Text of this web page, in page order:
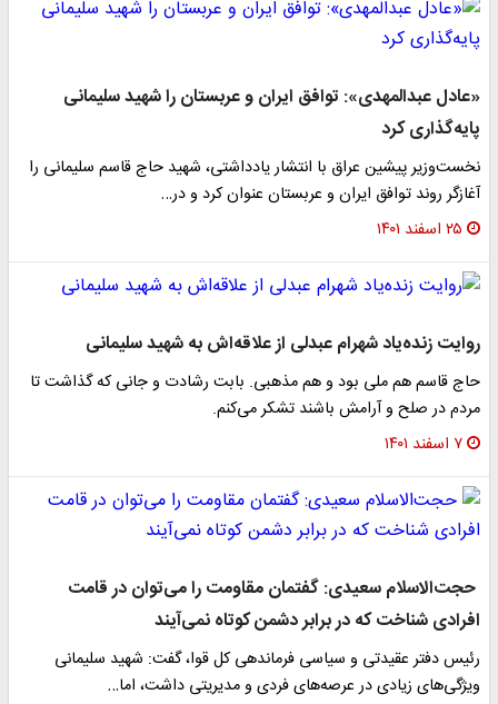
«عادل عبدالمهدی»: توافق ایران و عربستان را شهید سلیمانی
پایه‌گذاری کرد
نخست‌وزیر پیشین عراق با انتشار یادداشتی، شهید حاج قاسم سلیمانی را
آغازگر روند توافق ایران و عربستان عنوان کرد و در…
۲۵ اسفند ۱۴۰۱
روایت زنده‌یاد شهرام عبدلی از علاقه‌اش به شهید سلیمانی
حاج قاسم هم ملی بود و هم مذهبی. بابت رشادت و جانی که گذاشت تا
مردم در صلح و آرامش باشند تشکر می‌کنم.
۷ اسفند ۱۴۰۱
حجت‌الاسلام سعیدی: گفتمان مقاومت را می‌توان در قامت
افرادی شناخت که در برابر دشمن کوتاه نمی‌آیند
رئیس دفتر عقیدتی و سیاسی فرماندهی کل قوا، گفت: شهید سلیمانی
ویژگی‌های زیادی در عرصه‌های فردی و مدیریتی داشت، اما…